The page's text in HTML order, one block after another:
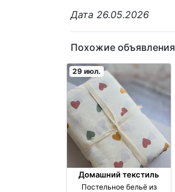
Дата 26.05.2026
Похожие объявления
29 июл.
Домашний текстиль
Постельное бельё из